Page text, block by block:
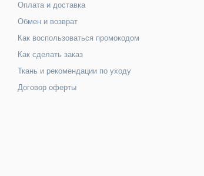
Оплата и доставка
Обмен и возврат
Как воспользоваться промокодом
Как сделать заказ
Ткань и рекомендации по уходу
Договор оферты